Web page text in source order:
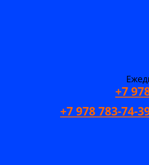
+7
+7 978 783-74-